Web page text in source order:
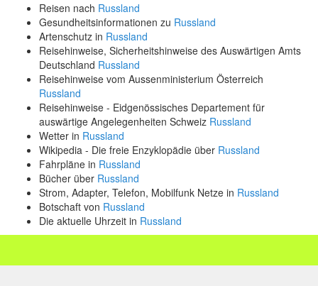
Reisen nach Russland
Gesundheitsinformationen zu Russland
Artenschutz in Russland
Reisehinweise, Sicherheitshinweise des Auswärtigen Amts
Deutschland Russland
Reisehinweise vom Aussenministerium Österreich
Russland
Reisehinweise - Eidgenössisches Departement für
auswärtige Angelegenheiten Schweiz Russland
Wetter in Russland
Wikipedia - Die freie Enzyklopädie über Russland
Fahrpläne in Russland
Bücher über Russland
Strom, Adapter, Telefon, Mobilfunk Netze in Russland
Botschaft von Russland
Die aktuelle Uhrzeit in Russland